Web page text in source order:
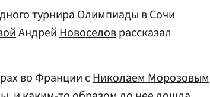
турнира Олимпиады в Сочи
АндрейНовоселоврассказал
во Франции сНиколаем Морозовым